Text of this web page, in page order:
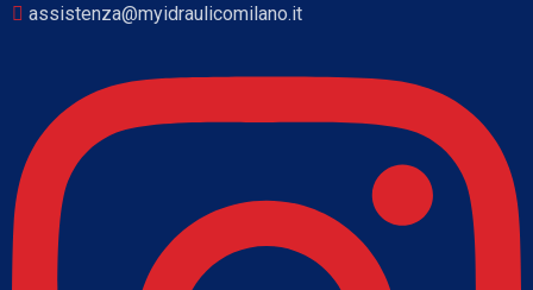
assistenza@myidraulicomilano.it